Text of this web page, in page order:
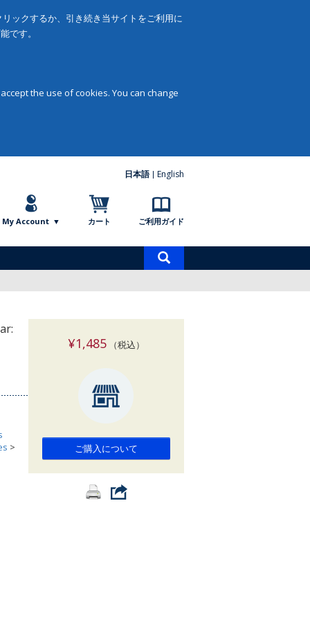
ックするか、引き続き当サイトをご利用に
です。
the use of cookies. You can change
日本語 English
My Account カート ご利用ガイド
索
>
¥1,485（税込）
ご購入について